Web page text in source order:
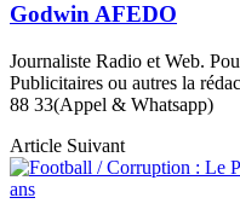
Godwin AFEDO
Journaliste Radio et Web.
Publicitaires ou autres la
88 33(Appel & Whatsapp)
Article Suivant